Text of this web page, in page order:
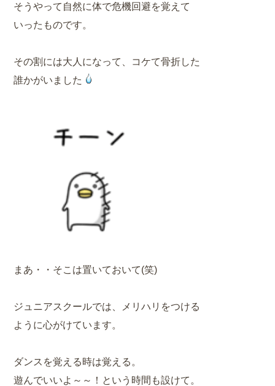
そうやって自然に体で危機回避を覚えて
いったものです。
その割には大人になって、コケて骨折した
誰かがいました
まあ・・そこは置いておいて(笑)
ジュニアスクールでは、メリハリをつける
ように心がけています。
ダンスを覚える時は覚える。
遊んでいいよ～～！という時間も設けて。